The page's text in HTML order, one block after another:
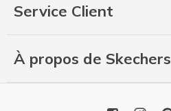
Service Client
À propos de Skechers